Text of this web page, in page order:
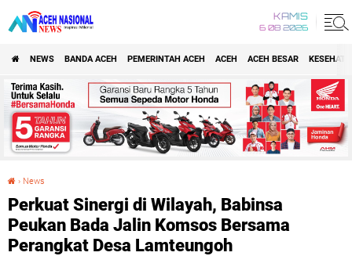
KAMIS
6 08 2026
NEWS BANDA ACEH PEMERINTAH ACEH ACEH ACEH BESAR
› News
Perkuat Sinergi di Wilayah, Babinsa
Peukan Bada Jalin Komsos Bersama
Perangkat Desa Lamteungoh